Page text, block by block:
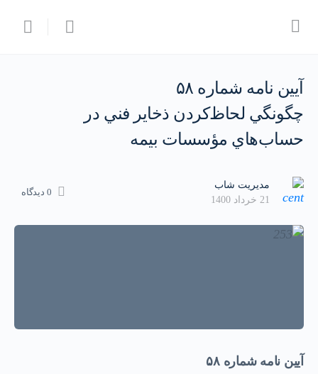
آيين نامه شماره ۵۸
چگونگي لحاظ‌كردن ذخاير فني در
حساب‌هاي مؤسسات بيمه
مدیریت شاب
21 خرداد 1400
0 دیدگاه
آيين نامه شماره ۵۸